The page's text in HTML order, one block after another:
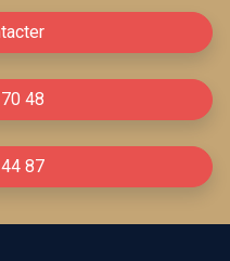
48
87